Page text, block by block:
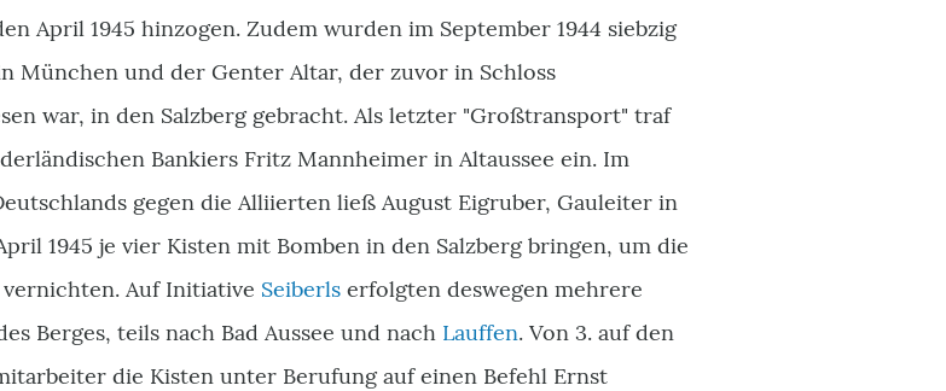
April 1945 hinzogen. Zudem wurden im September 1944 siebzig
München und der Genter Altar, der zuvor in Schloss
war, in den Salzberg gebracht. Als letzter "Großtransport" traf
Bankiers Fritz Mannheimer in Altaussee ein. Im
gegen die Alliierten ließ August Eigruber, Gauleiter in
1945 je vier Kisten mit Bomben in den Salzberg bringen, um die
Auf Initiative Seiberls erfolgten deswegen mehrere
Berges, teils nach Bad Aussee und nach Lauffen. Von 3. auf den
die Kisten unter Berufung auf einen Befehl Ernst